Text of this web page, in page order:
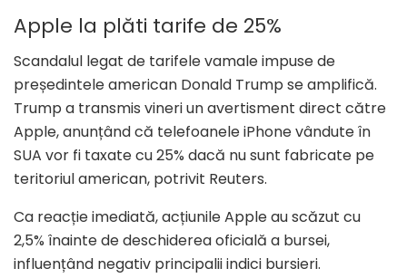
Apple la plăti tarife de 25%
Scandalul legat de tarifele vamale impuse de
președintele american Donald Trump se amplifică.
Trump a transmis vineri un avertisment direct către
Apple, anunțând că telefoanele iPhone vândute în
SUA vor fi taxate cu 25% dacă nu sunt fabricate pe
teritoriul american, potrivit Reuters.
Ca reacție imediată, acțiunile Apple au scăzut cu
2,5% înainte de deschiderea oficială a bursei,
influențând negativ principalii indici bursieri.